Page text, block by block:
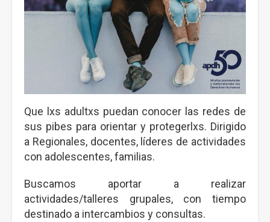
Que lxs adultxs puedan conocer las redes de
sus pibes para orientar y protegerlxs. Dirigido
a Regionales, docentes, líderes de actividades
con adolescentes, familias.
Buscamos aportar a realizar
actividades/talleres grupales, con tiempo
destinado a intercambios y consultas.